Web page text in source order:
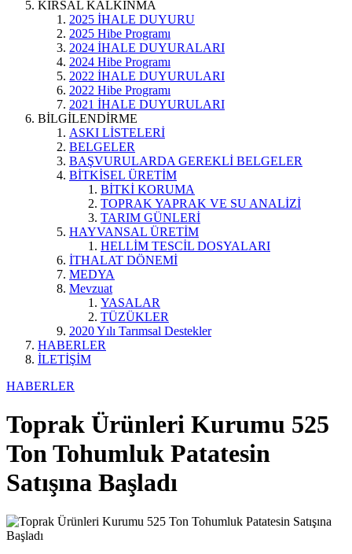
KIRSAL KALKINMA
2025 İHALE DUYURU
2025 Hibe Programı
2024 İHALE DUYURALARI
2024 Hibe Programı
2022 İHALE DUYURULARI
2022 Hibe Programı
2021 İHALE DUYURULARI
BİLGİLENDİRME
ASKI LİSTELERİ
BELGELER
BAŞVURULARDA GEREKLİ BELGELER
BİTKİSEL ÜRETİM
BİTKİ KORUMA
TOPRAK YAPRAK VE SU ANALİZİ
TARIM GÜNLERİ
HAYVANSAL ÜRETİM
HELLİM TESCİL DOSYALARI
İTHALAT DÖNEMİ
MEDYA
Mevzuat
YASALAR
TÜZÜKLER
2020 Yılı Tarımsal Destekler
HABERLER
İLETİŞİM
HABERLER
Toprak Ürünleri Kurumu 525
Ton Tohumluk Patatesin
Satışına Başladı